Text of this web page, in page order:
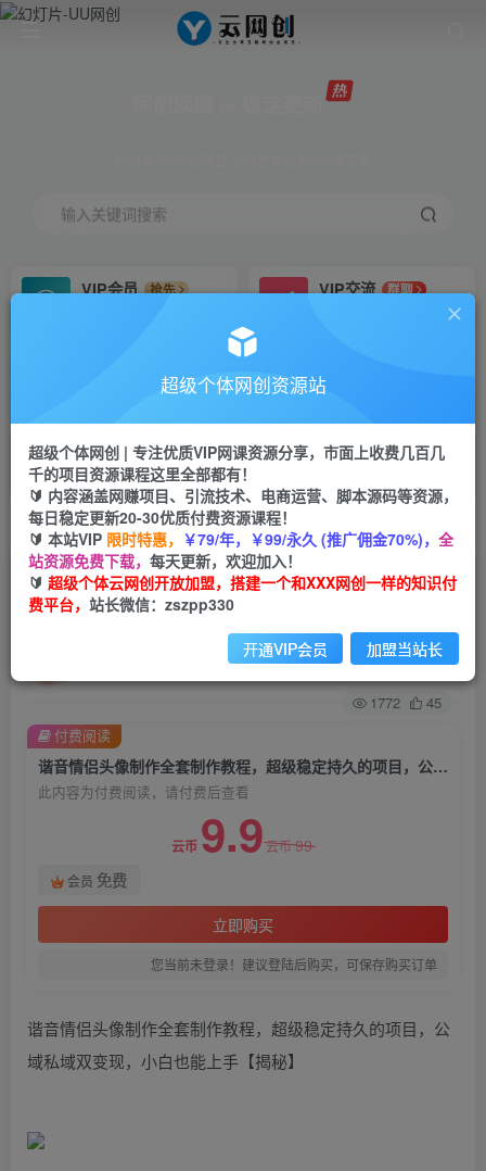
输入关键词搜索
VIP会员
抢先
VIP交流
群聊
研究探讨更多创业项目路子。
会员专属推广链接
招募站长
挂机
项目
脚本卡密
APP下载
GO
首页 创业课程 会员免费 正文
谐音情侣头像制作全套制作教程，超级稳定持久的
项目，公域私域双变现，小白也能上手【揭秘】
关注 私信
1772 45
谐音情侣头像制作全套制作教程，超级稳定持久的项目，公域私域双变现，小白也能上手【揭秘】
此内容为付费阅读，请付费后查看
云币 9.9云币99
会员 免费
立即购买
您当前未登录！建议登陆后购买，可保存购买订单
付费阅读
谐音情侣头像制作全套制作教程，超级稳定持久的项目，公
域私域双变现，小白也能上手【揭秘】
超级个体网创资源站
超级个体网创 | 专注优质VIP网课资源分享，市面上收费几百几
千的项目资源课程这里全部都有！
🔰 内容涵盖网赚项目、引流技术、电商运营、脚本源码等资源，
每日稳定更新20-30优质付费资源课程！
🔰 本站VIP 限时特惠， ￥79/年，￥99/永久 (推广佣金70%)， 全
站资源免费下载， 每天更新，欢迎加入！
🔰 超级个体云网创开放加盟，搭建一个和XXX网创一样的知识付
费平台， 站长微信：zszpp330
开通VIP会员 加盟当站长